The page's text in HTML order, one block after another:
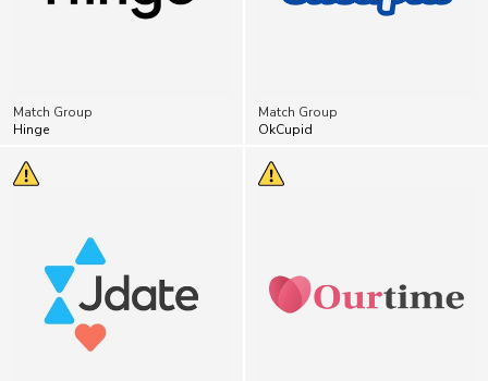
Match Group
Hinge
Match Group
OkCupid